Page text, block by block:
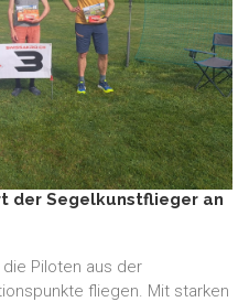
der Segelkunstflieger an
Piloten aus der
fliegen. Mit starken